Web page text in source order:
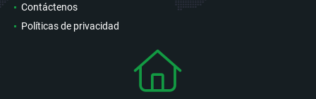
Contáctenos
Políticas de privacidad